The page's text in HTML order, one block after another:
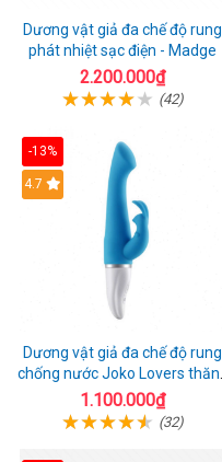
Dương vật giả đa chế độ rung
phát nhiệt sạc điện - Madge
2.200.000₫
(42)
-13%
Hot
4.7
Dương vật giả đa chế độ rung
chống nước Joko Lovers thăng
hoa
1.100.000₫
(32)